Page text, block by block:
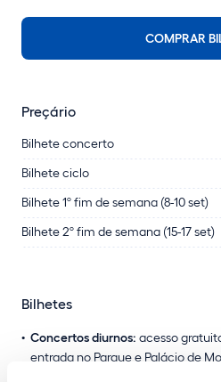
COMPRAR
Preçário
Bilhete concerto
Bilhete ciclo
Bilhete 1º fim de semana (8-10 set)
Bilhete 2º fim de semana (15-17 set)
Bilhetes
Concertos diurnos: acesso
entrada no Parque e Palácio de